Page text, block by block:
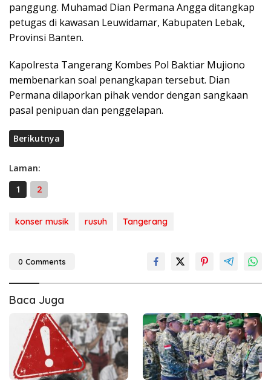
panggung. Muhamad Dian Permana Angga ditangkap
petugas di kawasan Leuwidamar, Kabupaten Lebak,
Provinsi Banten.
Kapolresta Tangerang Kombes Pol Baktiar Mujiono
membenarkan soal penangkapan tersebut. Dian
Permana dilaporkan pihak vendor dengan sangkaan
pasal penipuan dan penggelapan.
Berikutnya
Laman:
1
2
konser musik rusuh Tangerang
0 Comments
Baca Juga